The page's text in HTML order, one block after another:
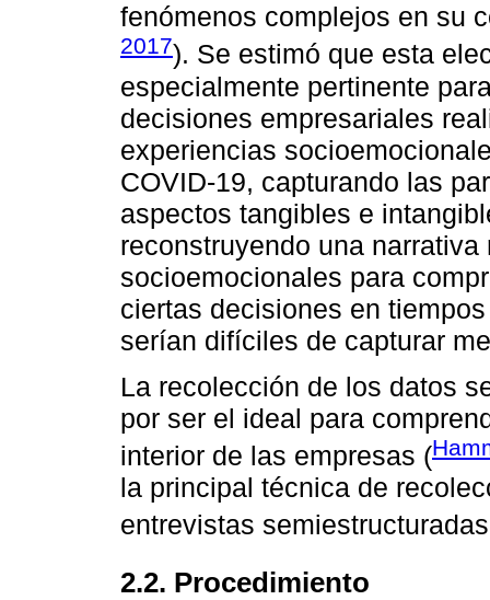
fenómenos complejos en su
2017). Se estimó que esta
especialmente pertinente
decisiones empresariales
experiencias
COVID-19, capturando las
aspectos tangibles e
reconstruyendo una
socioemocionales para
ciertas decisiones en
serían difíciles de capturar
La recolección de los datos
por ser el ideal para
interior de las empresas (
la principal técnica de
entrevistas
2.2. Procedimiento